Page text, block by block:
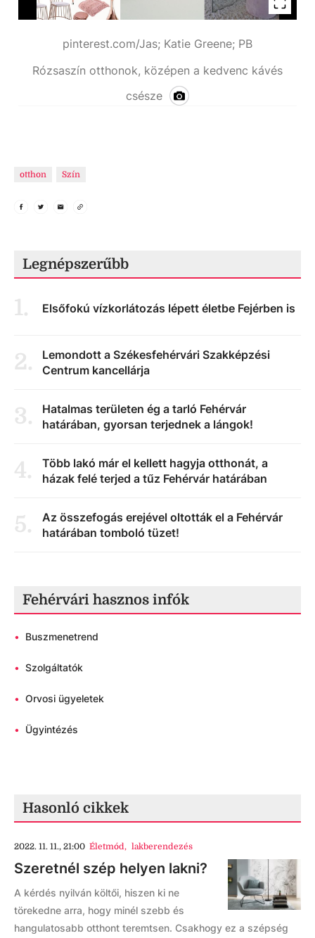
pinterest.com/Jas; Katie Greene; PB
Rózsaszín otthonok, középen a kedvenc kávés
csésze
otthon Szín
Legnépszerűbb
1. Elsőfokú vízkorlátozás lépett életbe Fejérben is
2.
Lemondott a Székesfehérvári Szakképzési
Centrum kancellárja
3.
Hatalmas területen ég a tarló Fehérvár
határában, gyorsan terjednek a lángok!
4.
Több lakó már el kellett hagyja otthonát, a
házak felé terjed a tűz Fehérvár határában
5.
Az összefogás erejével oltották el a Fehérvár
határában tomboló tüzet!
Fehérvári hasznos infók
• Buszmenetrend
• Szolgáltatók
• Orvosi ügyeletek
• Ügyintézés
Hasonló cikkek
2022. 11. 11., 21:00 Életmód, lakberendezés
Szeretnél szép helyen lakni?
A kérdés nyilván költői, hiszen ki ne
törekedne arra, hogy minél szebb és
hangulatosabb otthont teremtsen. Csakhogy ez a szépség